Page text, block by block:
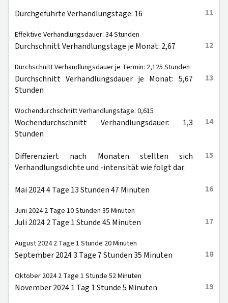
11
Durchgeführte Verhandlungstage: 16
Effektive Verhandlungsdauer: 34 Stunden
12
Durchschnitt Verhandlungstage je Monat: 2,67
Durchschnitt Verhandlungsdauer je Termin: 2,125 Stunden
13
Durchschnitt Verhandlungsdauer je Monat: 5,67
Stunden
Wochendurchschnitt Verhandlungstage: 0,615
14
Wochendurchschnitt Verhandlungsdauer: 1,3
Stunden
15
Differenziert nach Monaten stellten sich
Verhandlungsdichte und -intensität wie folgt dar:
16
Mai 2024 4 Tage 13 Stunden 47 Minuten
Juni 2024 2 Tage 10 Stunden 35 Minuten
17
Juli 2024 2 Tage 1 Stunde 45 Minuten
August 2024 2 Tage 1 Stunde 20 Minuten
18
September 2024 3 Tage 7 Stunden 35 Minuten
Oktober 2024 2 Tage 1 Stunde 52 Minuten
19
November 2024 1 Tag 1 Stunde 5 Minuten